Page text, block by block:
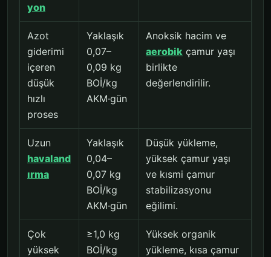
yon
Azot
giderimi
içeren
düşük
hızlı
proses
Yaklaşık
0,07–
0,09 kg
BOİ/kg
AKM·gün
Anoksik hacim ve
aerobik çamur yaşı
birlikte
değerlendirilir.
Uzun
havaland
ırma
Yaklaşık
0,04–
0,07 kg
BOİ/kg
AKM·gün
Düşük yükleme,
yüksek çamur yaşı
ve kısmi çamur
stabilizasyonu
eğilimi.
Çok
yüksek
≥1,0 kg
BOİ/kg
Yüksek organik
yükleme, kısa çamur